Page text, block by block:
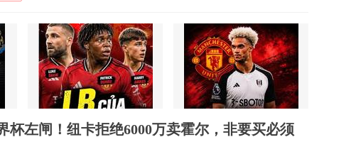
杯左闸！纽卡拒绝6000万卖霍尔，非要买必须